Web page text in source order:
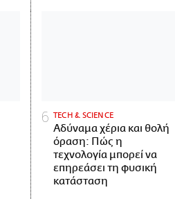
ΤECH & SCIENCE
Αδύναμα χέρια και θολή
όραση: Πώς η
τεχνολογία μπορεί να
επηρεάσει τη φυσική
κατάσταση